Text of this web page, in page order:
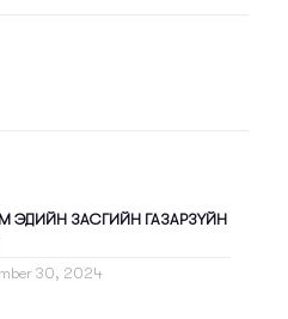
ЭДИЙН ЗАСГИЙН ГАЗАРЗҮЙН
30, 2024